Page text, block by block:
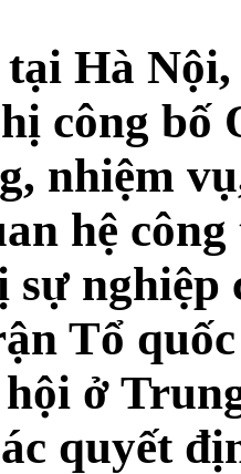
tại Hà
công bố
nhiệm
hệ
sự
Tổ
ở
quyết